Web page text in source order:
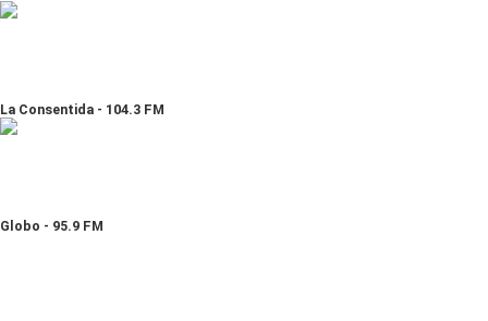
La Consentida - 104.3 FM
Globo - 95.9 FM